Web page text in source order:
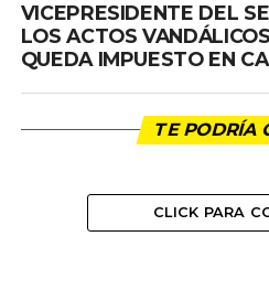
VICEPRESIDENTE DEL
LOS ACTOS
QUEDA IMPUESTO EN
TE PODRÍA
CLICK PARA